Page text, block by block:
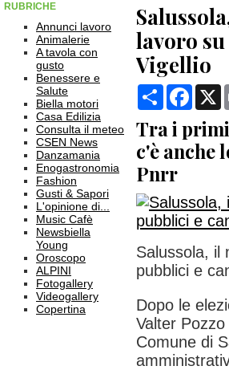
RUBRICHE
Annunci lavoro
Animalerie
A tavola con
gusto
Benessere e
Salute
Biella motori
Casa Edilizia
Consulta il meteo
CSEN News
Danzamania
Enogastronomia
Fashion
Gusti & Sapori
L'opinione di...
Music Cafè
Newsbiella
Young
Oroscopo
ALPINI
Fotogallery
Videogallery
Copertina
lavoro
Vigellio
Condividi X
Tra i
c'è anche
Pnrr
Salussola, il
pubblici e
Dopo le
Valter
Comune di